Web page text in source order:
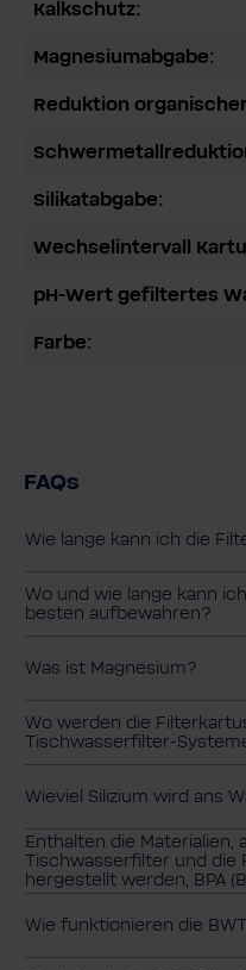
Kalkschutz:
Magnesiumabgabe:
Reduktion
Silikatabgabe:
Wechselintervall
pH-Wert gefiltertes
Farbe:
FAQs
Wie lange kann ich die
Wo und wie lange kann
besten aufbewahren?
Was ist Magnesium?
Wo werden die
Tischwasserfilter-
Wieviel Silizium wird ans
Enthalten die Materialien,
Tischwasserfilter und die
hergestellt werden, BPA
Wie funktionieren die